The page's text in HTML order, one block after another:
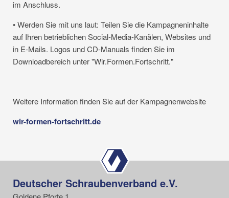
im Anschluss.
• Werden Sie mit uns laut: Teilen Sie die Kampagneninhalte
auf Ihren betrieblichen Social-Media-Kanälen, Websites und
in E-Mails. Logos und CD-Manuals finden Sie im
Downloadbereich unter "Wir.Formen.Fortschritt."
Weitere Information finden Sie auf der Kampagnenwebsite
wir-formen-fortschritt.de
Deutscher Schraubenverband e.V.